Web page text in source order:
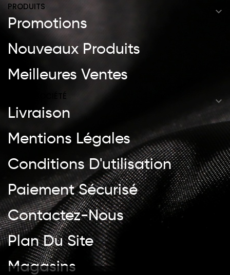
PRODUITS 
Promotions
Nouveaux Produits
Meilleures Ventes
NOTRE SOCIÉTÉ 
Livraison
Mentions Légales
Conditions D'utilisation
Paiement Sécurisé
Contactez-Nous
Plan Du Site
Magasins